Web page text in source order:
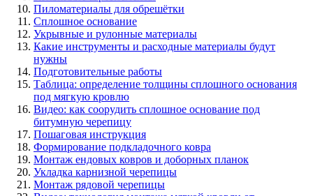
Пиломатериалы для обрешётки
Сплошное основание
Укрывные и рулонные материалы
Какие инструменты и расходные материалы будут
нужны
Подготовительные работы
Таблица: определение толщины сплошного основания
под мягкую кровлю
Видео: как соорудить сплошное основание под
битумную черепицу
Пошаговая инструкция
Формирование подкладочного ковра
Монтаж ендовых ковров и доборных планок
Укладка карнизной черепицы
Монтаж рядовой черепицы